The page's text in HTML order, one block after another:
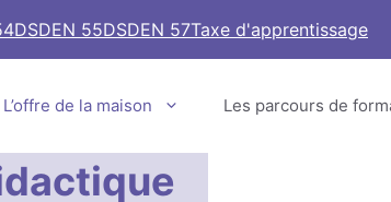
DSDEN 55DSDEN 57Taxe d'apprentissage
L’offre de la maison Les parcours de